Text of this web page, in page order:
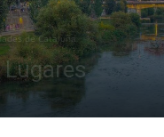
de Cataluña